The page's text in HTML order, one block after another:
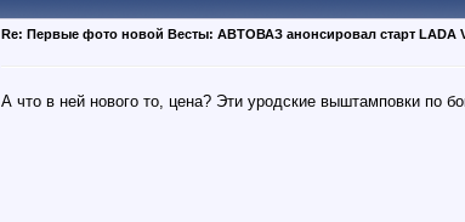
Re: Первые фото новой Весты: АВТОВАЗ анонсировал старт LADA
А что в ней нового то, цена? Эти уродские выштамповки по